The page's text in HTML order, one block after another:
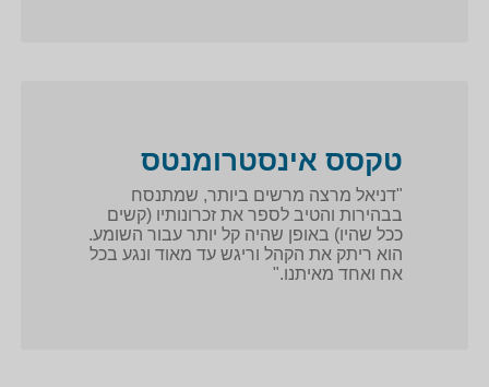
טקסס אינסטרומנטס
"דניאל מרצה מרשים ביותר, שמתנסח
בבהירות והטיב לספר את זכרונותיו (קשים
ככל שהיו) באופן שהיה קל יותר עבור השומע.
הוא ריתק את הקהל וריגש עד מאוד ונגע בכל
אח ואחד מאיתנו."